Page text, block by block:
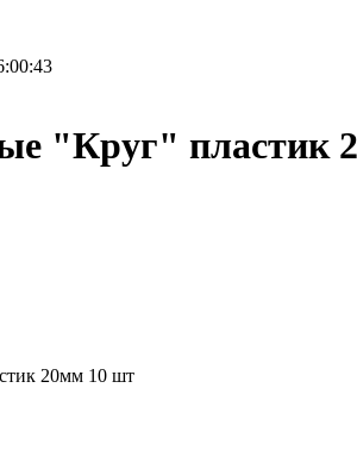
"Круг" пластик
20мм 10 шт